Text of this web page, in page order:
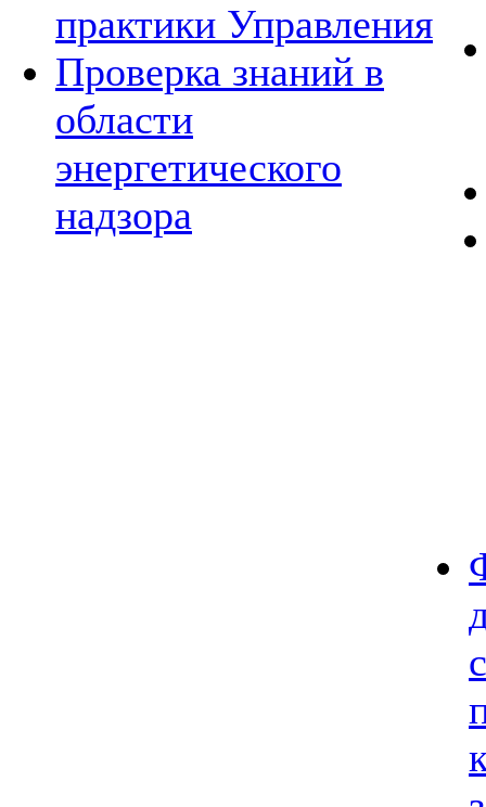
практики Управления
Проверка знаний в
области
энергетического
надзора